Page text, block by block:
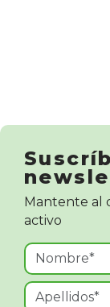
Mantente al
activo